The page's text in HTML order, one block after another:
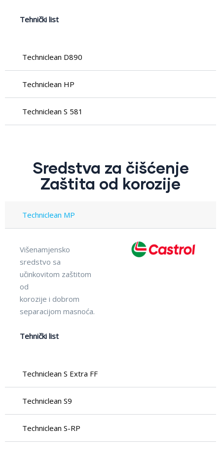
Techniclean D890
Techniclean HP
Techniclean S 581
Tehnički list
Sredstva za čišćenje
Zaštita od korozije
Techniclean MP
Techniclean S Extra FF
Techniclean S9
Techniclean S-RP
Višenamjensko
sredstvo sa
učinkovitom zaštitom
od
korozije i dobrom
separacijom masnoća.
Tehnički list